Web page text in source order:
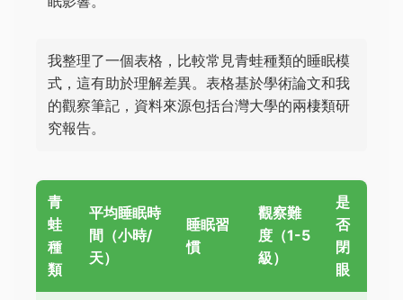
我整理了一個表格，比較常見青蛙種類的睡眠模
式，這有助於理解差異。表格基於學術論文和我
的觀察筆記，資料來源包括台灣大學的兩棲類研
究報告。
青
蛙
種
類
平均睡眠時
間（小時/
天）
睡眠習
慣
觀察難
度（1-5
級）
是
否
閉
眼